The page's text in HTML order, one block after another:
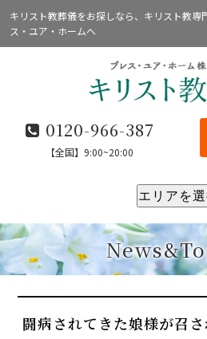
キリスト教葬儀をお探しなら、キリスト教専
ス・ユア・ホームへ
0120-966-387
【全国】9:00~20:00
エリアを
闘病されてきた娘様が召